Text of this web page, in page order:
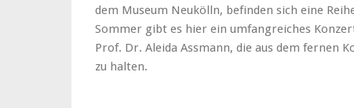
dem Museum Neukölln, befinden sich eine
Sommer gibt es hier ein umfangreiches
Prof. Dr. Aleida Assmann, die aus dem fernen
zu halten.